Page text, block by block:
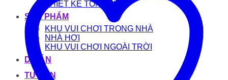
THIẾT KẾ TỔNG HỢP
SẢN PHẨM
KHU VUI CHƠI TRONG NHÀ
NHÀ HƠI
KHU VUI CHƠI NGOÀI TRỜI
DỰ ÁN
TƯ VẤN